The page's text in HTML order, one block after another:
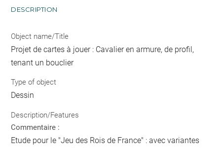
DESCRIPTION
Object name/Title
Projet de cartes à jouer : Cavalier en armure, de profil,
tenant un bouclier
Type of object
Dessin
Description/Features
Commentaire :
Etude pour le "Jeu des Rois de France" : avec variantes